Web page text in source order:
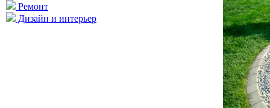
Ремонт
Дизайн и интерьер